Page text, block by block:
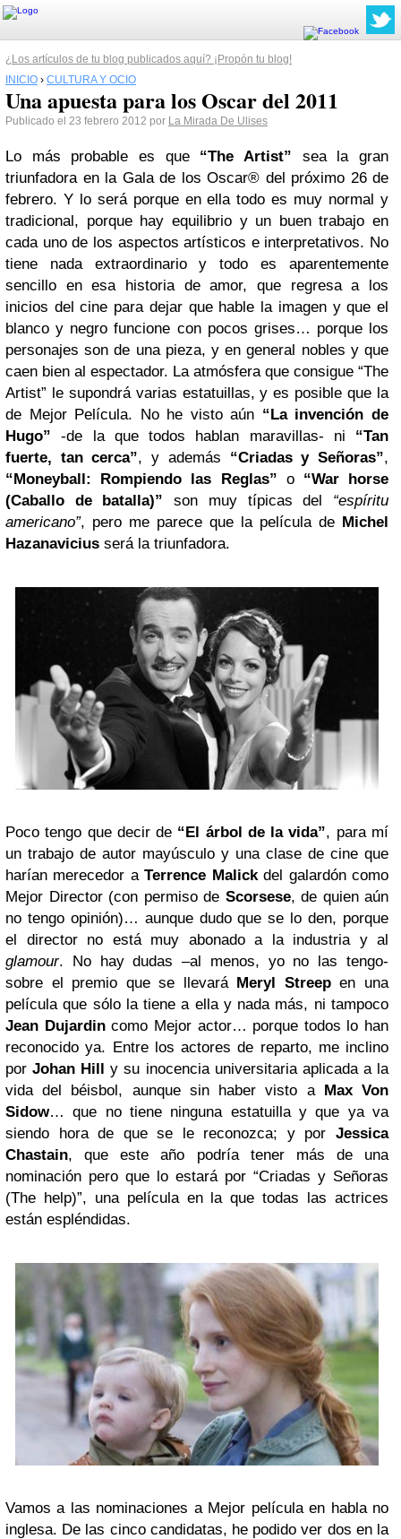
¿Los artículos de tu blog publicados aquí? ¡Propón tu blog!
INICIO › CULTURA Y OCIO
Una apuesta para los Oscar del 2011
Publicado el 23 febrero 2012 por La Mirada De Ulises
Lo más probable es que “The Artist” sea la gran
triunfadora en la Gala de los Oscar® del próximo 26 de
febrero. Y lo será porque en ella todo es muy normal y
tradicional, porque hay equilibrio y un buen trabajo en
cada uno de los aspectos artísticos e interpretativos. No
tiene nada extraordinario y todo es aparentemente
sencillo en esa historia de amor, que regresa a los
inicios del cine para dejar que hable la imagen y que el
blanco y negro funcione con pocos grises… porque los
personajes son de una pieza, y en general nobles y que
caen bien al espectador. La atmósfera que consigue “The
Artist” le supondrá varias estatuillas, y es posible que la
de Mejor Película. No he visto aún “La invención de
Hugo” -de la que todos hablan maravillas- ni “Tan
fuerte, tan cerca”, y además “Criadas y Señoras”,
“Moneyball: Rompiendo las Reglas” o “War horse
(Caballo de batalla)” son muy típicas del “espíritu
americano”, pero me parece que la película de Michel
Hazanavicius será la triunfadora.
Poco tengo que decir de “El árbol de la vida”, para mí
un trabajo de autor mayúsculo y una clase de cine que
harían merecedor aTerrence Malickdel galardón como
Mejor Director (con permiso de Scorsese, de quien aún
no tengo opinión)… aunque dudo que se lo den, porque
el director no está muy abonado a la industria y al
glamour. No hay dudas –al menos, yo no las tengo-
sobre el premio que se llevará Meryl Streepen una
película que sólo la tiene a ella y nada más, ni tampoco
Jean Dujardincomo Mejor actor… porque todos lo han
reconocido ya. Entre los actores de reparto, me inclino
porJohan Hill y su inocencia universitaria aplicada a la
vida del béisbol, aunque sin haber visto a Max Von
Sidow… que no tiene ninguna estatuilla y que ya va
siendo hora de que se le reconozca; y por Jessica
Chastain, que este año podría tener más de una
nominación pero que lo estará por “Criadas y Señoras
(The help)”, una película en la que todas las actrices
están espléndidas.
Vamos a las nominaciones a Mejor película en habla no
inglesa. De las cinco candidatas, he podido ver dos en la